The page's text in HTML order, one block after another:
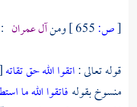
[ص: ومنآل عمران :
قوله تعالى :اتقوا الله حق تقاته
منسوخ بقوله فاتقوا الله ما